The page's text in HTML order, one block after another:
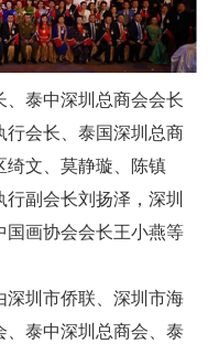
泰中深圳总商会会长
行会长、泰国深圳总商
绮文、莫静璇、陈镇
副会长刘扬泽，深圳
国画协会会长王小燕等
圳市侨联、深圳市海
、泰中深圳总商会、泰